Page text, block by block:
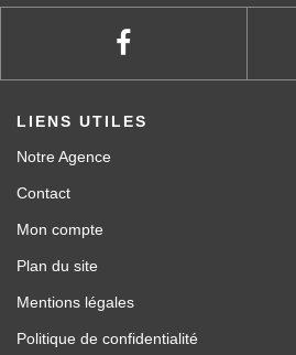
LIENS UTILES
Notre Agence
Contact
Mon compte
Plan du site
Mentions légales
Politique de confidentialité